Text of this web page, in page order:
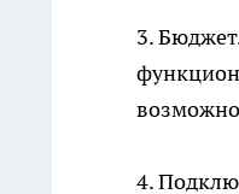
3.
4.